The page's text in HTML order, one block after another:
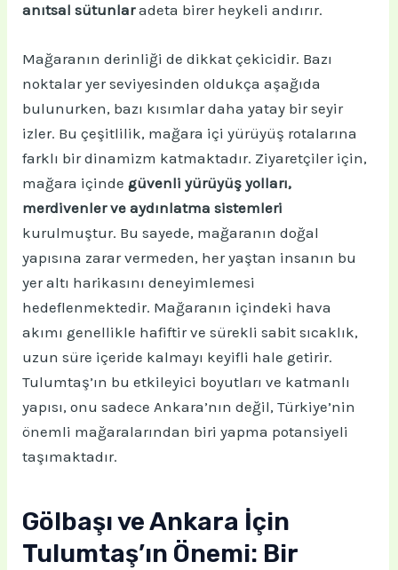
anıtsal sütunlaradeta birer heykeli andırır.
Mağaranın derinliği de dikkat çekicidir. Bazı
noktalar yer seviyesinden oldukça aşağıda
bulunurken, bazı kısımlar daha yatay bir seyir
izler. Bu çeşitlilik, mağara içi yürüyüş rotalarına
farklı bir dinamizm katmaktadır. Ziyaretçiler için,
mağara içindegüvenli yürüyüş yolları,
merdivenler ve aydınlatma sistemleri
kurulmuştur. Bu sayede, mağaranın doğal
yapısına zarar vermeden, her yaştan insanın bu
yer altı harikasını deneyimlemesi
hedeflenmektedir. Mağaranın içindeki hava
akımı genellikle hafiftir ve sürekli sabit sıcaklık,
uzun süre içeride kalmayı keyifli hale getirir.
Tulumtaş’ın bu etkileyici boyutları ve katmanlı
yapısı, onu sadece Ankara’nın değil, Türkiye’nin
önemli mağaralarından biri yapma potansiyeli
taşımaktadır.
Gölbaşı ve Ankara İçin
Tulumtaş’ın Önemi: Bir